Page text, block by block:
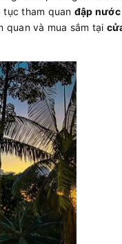
tục tham quan đập
quan và mua sắm tại